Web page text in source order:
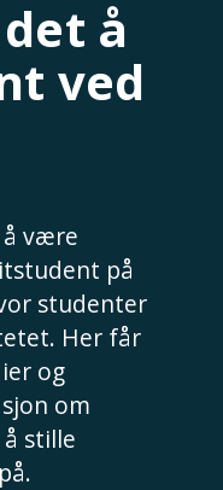
å
ved
være
på
studenter
Her får
og
om
stille